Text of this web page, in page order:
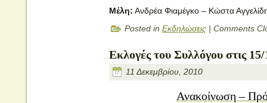
Μέλη: Ανδρέα Φιαμέγκο – Κώστα
Posted in Εκδηλώσεις | Comments
Εκλογές του Συλλόγου στις
11 Δεκεμβρίου, 2010
Ανακοίνωση –